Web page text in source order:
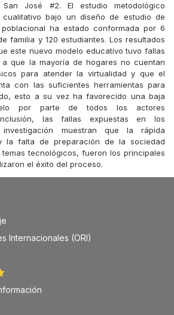
San José #2. El estudio metodológico
bajo un diseño de estudio de
ha estado conformada por 6
familia y 120 estudiantes. Los resultados
este nuevo modelo educativo tuvo fallas
que la mayoría de hogares no cuentan
para atender la virtualidad y que el
con las suficientes herramientas para
esto a su vez ha favorecido una baja
por parte de todos los actores
las fallas expuestas en los
muestran que la rápida
la falta de preparación de la sociedad
tecnológicos, fueron los principales
el éxito del proceso.
Internacionales (ORI)